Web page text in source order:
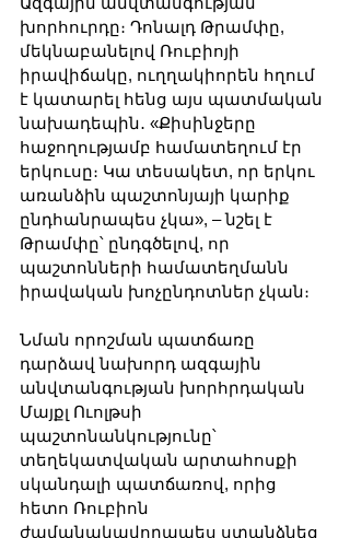
խորհուրդը։ Դոնալդ Թրամփը,
մեկնաբանելով Ռուբիոյի
իրավիճակը, ուղղակիորեն հղում
է կատարել հենց այս պատմական
նախադեպին․ «Քիսինջերը
հաջողությամբ համատեղում էր
երկուսը։ Կա տեսակետ, որ երկու
առանձին պաշտոնյայի կարիք
ընդհանրապես չկա», – նշել է
Թրամփը՝ ընդգծելով, որ
պաշտոնների համատեղմանն
իրավական խոչընդոտներ չկան։
Նման որոշման պատճառը
դարձավ նախորդ ազգային
անվտանգության խորհրդական
Մայքլ Ուոլթսի
պաշտոնանկությունը՝
տեղեկատվական արտահոսքի
սկանդալի պատճառով, որից
հետո Ռուբիոն
ժամանակավորապես ստանձնեց